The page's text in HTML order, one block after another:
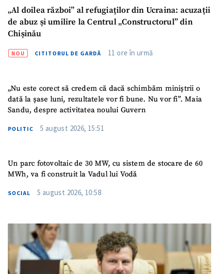
SUSȚINE
„Al doilea război” al refugiaților din Ucraina: acuzații
de abuz și umilire la Centrul „Constructorul” din
Chișinău
NOU CITITORUL DE GARDĂ 11 ore în urmă
„Nu este corect să credem că dacă schimbăm miniștrii o
dată la șase luni, rezultatele vor fi bune. Nu vor fi”. Maia
Sandu, despre activitatea noului Guvern
POLITIC 5 august 2026, 15:51
Un parc fotovoltaic de 30 MW, cu sistem de stocare de 60
MWh, va fi construit la Vadul lui Vodă
SOCIAL 5 august 2026, 10:58